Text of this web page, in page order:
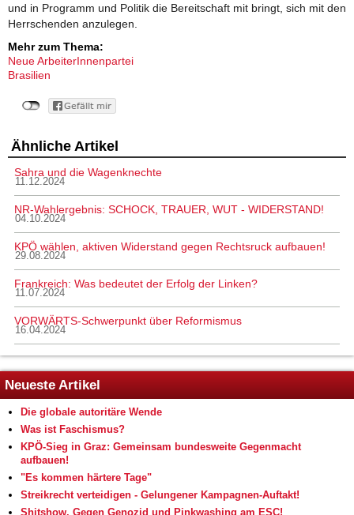
und in Programm und Politik die Bereitschaft mit bringt, sich mit den
Herrschenden anzulegen.
Mehr zum Thema:
Neue ArbeiterInnenpartei
Brasilien
Ähnliche Artikel
Sahra und die Wagenknechte
11.12.2024
NR-Wahlergebnis: SCHOCK, TRAUER, WUT - WIDERSTAND!
04.10.2024
KPÖ wählen, aktiven Widerstand gegen Rechtsruck aufbauen!
29.08.2024
Frankreich: Was bedeutet der Erfolg der Linken?
11.07.2024
VORWÄRTS-Schwerpunkt über Reformismus
16.04.2024
Neueste Artikel
Die globale autoritäre Wende
Was ist Faschismus?
KPÖ-Sieg in Graz: Gemeinsam bundesweite Gegenmacht
aufbauen!
"Es kommen härtere Tage"
Streikrecht verteidigen - Gelungener Kampagnen-Auftakt!
Shitshow. Gegen Genozid und Pinkwashing am ESC!